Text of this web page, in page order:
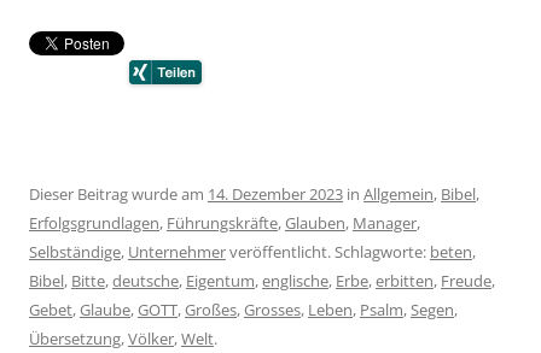
Dieser Beitrag wurde am 14. Dezember 2023 in Allgemein, Bibel,
Erfolgsgrundlagen, Führungskräfte,Glauben, Manager,
Selbständige, Unternehmerveröffentlicht. Schlagworte: beten,
Bibel, Bitte,deutsche, Eigentum,englische, Erbe,erbitten, Freude,
Gebet,Glaube,GOTT,Großes,Grosses, Leben, Psalm,Segen,
Übersetzung,Völker,Welt.